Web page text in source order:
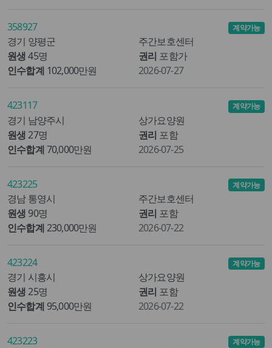
358927
경기 양평군
주간보호센터
원생 45명 권리 포함가
인수합계 102,000만원
계약가능
2026-07-27
423117
경기 남양주시
상가요양원
원생 27명 권리 포함
인수합계70,000만원
계약가능
2026-07-25
423225
경남 통영시
주간보호센터
원생 90명 권리 포함
인수합계230,000만원
계약가능
2026-07-22
423224
경기 시흥시
상가요양원
원생 25명 권리 포함
인수합계 95,000만원
계약가능
2026-07-22
423223
계약가능